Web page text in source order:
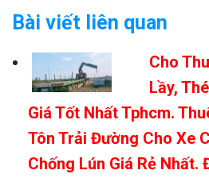
khâu nguyên liệu đến thành
Lựa chọn inox 201,
ràng
Cắt phôi theo khổ yêu
Chấn tạo hình máng
Bài viết liên quan
Cho
Lầy,
Giá Tốt Nhất Tphcm.
Tôn Trải Đường Cho Xe
Chống Lún Giá Rẻ Nhất.